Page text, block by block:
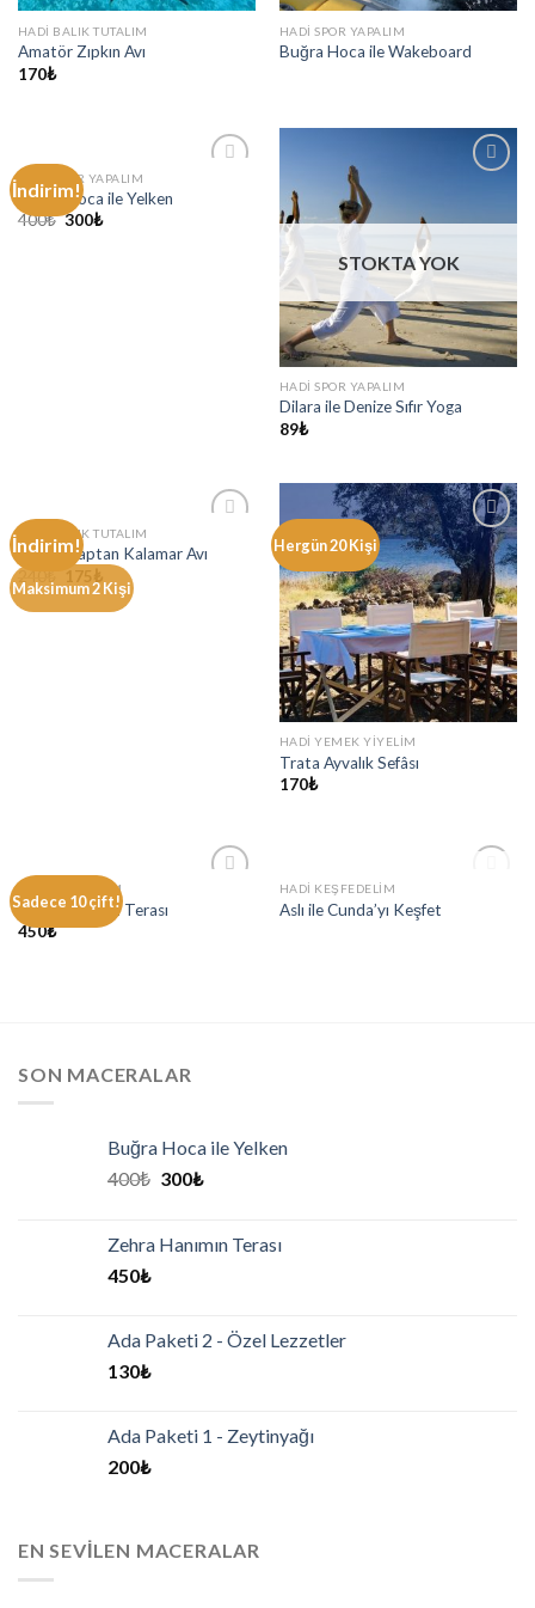
HADI BALIK TUTALIM
Amatör Zıpkın Avı
170₺
HADI SPOR YAPALIM
Buğra Hoca ile Wakeboard
İndirim!
HADI SPOR YAPALIM
Buğra Hoca ile Yelken
400₺ 300₺
STOKTA YOK
HADI SPOR YAPALIM
Dilara ile Denize Sıfır Yoga
89₺
İndirim!
Maksimum 2 Kişi
wishlist
HADI BALIK TUTALIM
Hasan Kaptan Kalamar Avı
240
175 ₺
Hergün 20 Kişi
Add to
wishlist
HADI YEMEK YIYELIM
Trata Ayvalık Sefâsı
170₺
Sadece 10 çift!
HADI TANIŞALIM
Zehra Hanımın Terası
450₺
STOKTA YOK
HADI KEŞFEDELIM
Aslı ile Cunda’yı Keşfet
SON MACERALAR
Buğra Hoca ile Yelken
400₺ 300₺
Zehra Hanımın Terası
450₺
Ada Paketi 2 - Özel Lezzetler
130₺
Ada Paketi 1 - Zeytinyağı
200₺
EN SEVILEN MACERALAR